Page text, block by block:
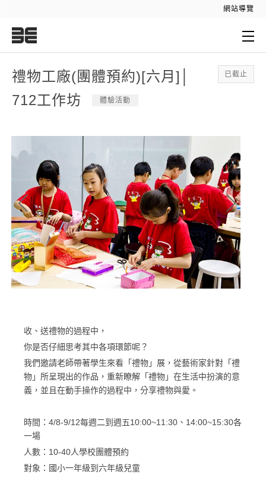
網站導覽
已截止
禮物工廠(團體預約)[六月]│
712工作坊
體驗活動
收、送禮物的過程中，
你是否仔細思考其中各項環節呢？
我們邀請老師帶著學生來看「禮物」展，從藝術家針對「禮
物」所呈現出的作品，重新瞭解「禮物」在生活中扮演的意
義，並且在動手操作的過程中，分享禮物與愛。
時間：4/8-9/12每週二到週五10:00~11:30、14:00~15:30各
一場
人數：10-40人學校團體預約
對象：國小一年級到六年級兒童